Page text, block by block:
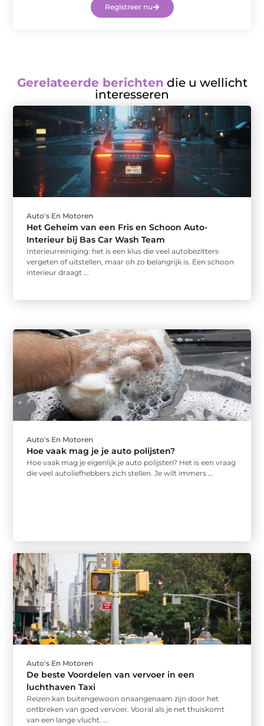
Registreer nu
Gerelateerde berichten die u wellicht
interesseren
Auto's En Motoren
Het Geheim van een Fris en Schoon Auto-
Interieur bij Bas Car Wash Team
Interieurreiniging: het is een klus die veel autobezitters
vergeten of uitstellen, maar oh zo belangrijk is. Een schoon
interieur draagt ...
Auto's En Motoren
Hoe vaak mag je je auto polijsten?
Hoe vaak mag je eigenlijk je auto polijsten? Het is een vraag
die veel autoliefhebbers zich stellen. Je wilt immers ...
Auto's En Motoren
De beste Voordelen van vervoer in een
luchthaven Taxi
Reizen kan buitengewoon onaangenaam zijn door het
ontbreken van goed vervoer. Vooral als je net thuiskomt
van een lange vlucht. ...